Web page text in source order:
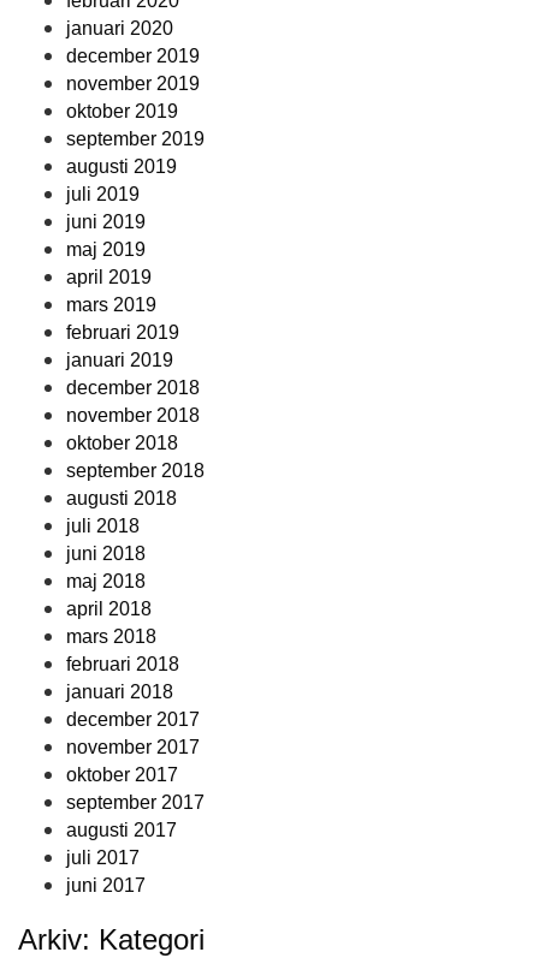
januari 2020
december 2019
november 2019
oktober 2019
september 2019
augusti 2019
juli 2019
juni 2019
maj 2019
april 2019
mars 2019
februari 2019
januari 2019
december 2018
november 2018
oktober 2018
september 2018
augusti 2018
juli 2018
juni 2018
maj 2018
april 2018
mars 2018
februari 2018
januari 2018
december 2017
november 2017
oktober 2017
september 2017
augusti 2017
juli 2017
juni 2017
Arkiv: Kategori